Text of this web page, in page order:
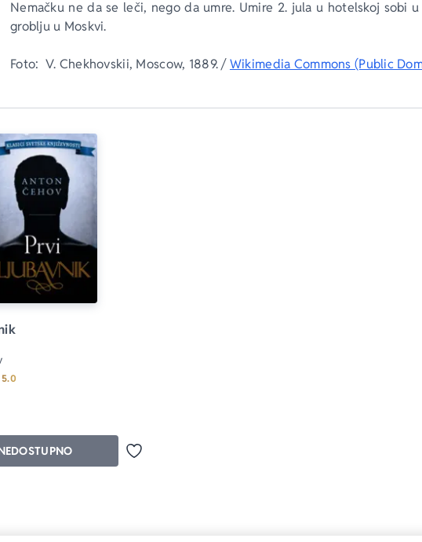
Nemačku ne da se leči, nego da umre. Umire 2. jula u hotelskoj sobi
groblju u Moskvi.
Foto:  V. Chekhovskii, Moscow, 1889. / Wikimedia Commons (Public
5.0Prosecna ocena je 5.0 od 5
Dodaj u omiljene